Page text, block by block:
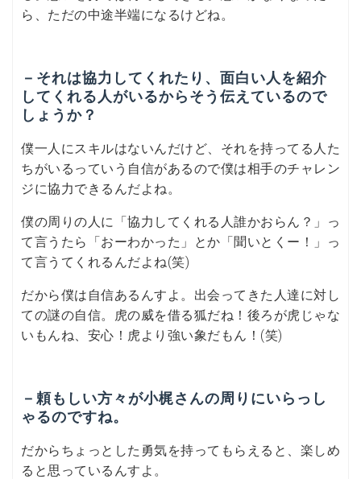
ら、ただの中途半端になるけどね。
－それは協力してくれたり、面白い人を紹介
してくれる人がいるからそう伝えているので
しょうか？
僕一人にスキルはないんだけど、それを持ってる人た
ちがいるっていう自信があるので僕は相手のチャレン
ジに協力できるんだよね。
僕の周りの人に「協力してくれる人誰かおらん？」っ
て言うたら「おーわかった」とか「聞いとくー！」っ
て言うてくれるんだよね(笑)
だから僕は自信あるんすよ。出会ってきた人達に対し
ての謎の自信。虎の威を借る狐だね！後ろが虎じゃな
いもんね、安心！虎より強い象だもん！(笑)
－頼もしい方々が小梶さんの周りにいらっし
ゃるのですね。
だからちょっとした勇気を持ってもらえると、楽しめ
ると思っているんすよ。